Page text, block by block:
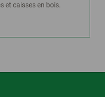
et caisses en bois.